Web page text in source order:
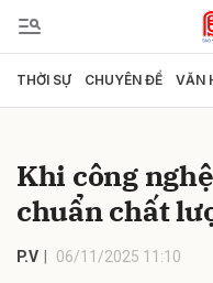
THỜI SỰ CHUYÊN ĐỀ VĂN
Khi công
chuẩn chất
P.V 06/11/2025 11:10
Gửi bình luận